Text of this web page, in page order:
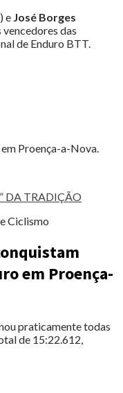
e José Borges
das
de Enduro BTT.
Proença-a-Nova.
DA TRADIÇÃO
Ciclismo
em Proença-
praticamente todas
de 15:22.612,